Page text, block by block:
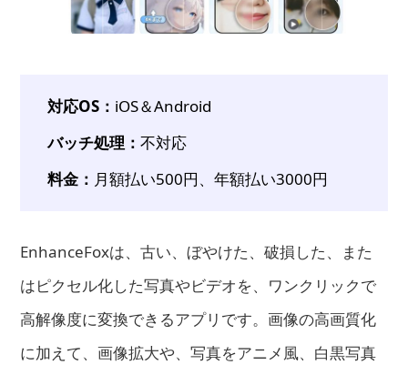
対応OS： iOS＆Android
バッチ処理：不対応
料金： 月額払い500円、年額払い3000円
EnhanceFoxは、古い、ぼやけた、破損した、また
はピクセル化した写真やビデオを、ワンクリックで
高解像度に変換できるアプリです。画像の高画質化
に加えて、画像拡大や、写真をアニメ風、白黒写真